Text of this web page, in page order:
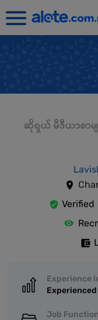
ဆိုရှယ် မီဒီယာစာမ
Verified
Experience
Experienced
Job Function